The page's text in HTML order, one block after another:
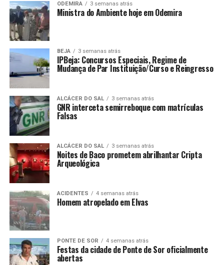
ODEMIRA 3 semanas atrás
Ministra do Ambiente hoje em Odemira
BEJA 3 semanas atrás
IPBeja: Concursos Especiais, Regime de
Mudança de Par Instituição/Curso e Reingresso
ALCÁCER DO SAL 3 semanas atrás
GNR interceta semirreboque com matrículas
Falsas
ALCÁCER DO SAL 3 semanas atrás
Noites de Baco prometem abrilhantar Cripta
Arqueológica
ACIDENTES 4 semanas atrás
Homem atropelado em Elvas
PONTE DE SOR 4 semanas atrás
Festas da cidade de Ponte de Sor oficialmente
abertas